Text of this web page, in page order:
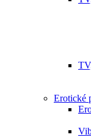
Erotické